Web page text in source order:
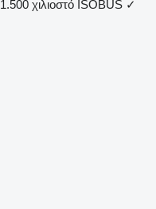
1.500 χιλιοστό ISOBUS ✓